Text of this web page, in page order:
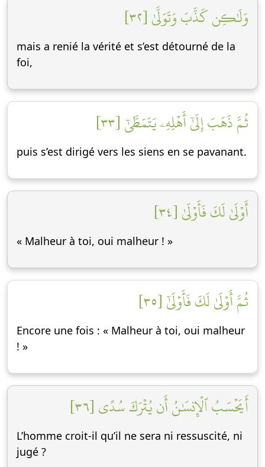
وَلَٰكِن كَذَّبَ وَتَوَلَّىٰ [٣٢]
mais a renié la vérité et s’est détourné de la
foi,
ثُمَّ ذَهَبَ إِلَىٰٓ أَهۡلِهِۦ يَتَمَطَّىٰٓ [٣٣]
puis s’est dirigé vers les siens en se pavanant.
أَوۡلَىٰ لَكَ فَأَوۡلَىٰ [٣٤]
« Malheur à toi, oui malheur ! »
ثُمَّ أَوۡلَىٰ لَكَ فَأَوۡلَىٰٓ [٣٥]
Encore une fois : « Malheur à toi, oui malheur
! »
أَيَحۡسَبُ ٱلۡإِنسَٰنُ أَن يُتۡرَكَ سُدًى [٣٦]
L’homme croit-il qu’il ne sera ni ressuscité, ni
jugé ?